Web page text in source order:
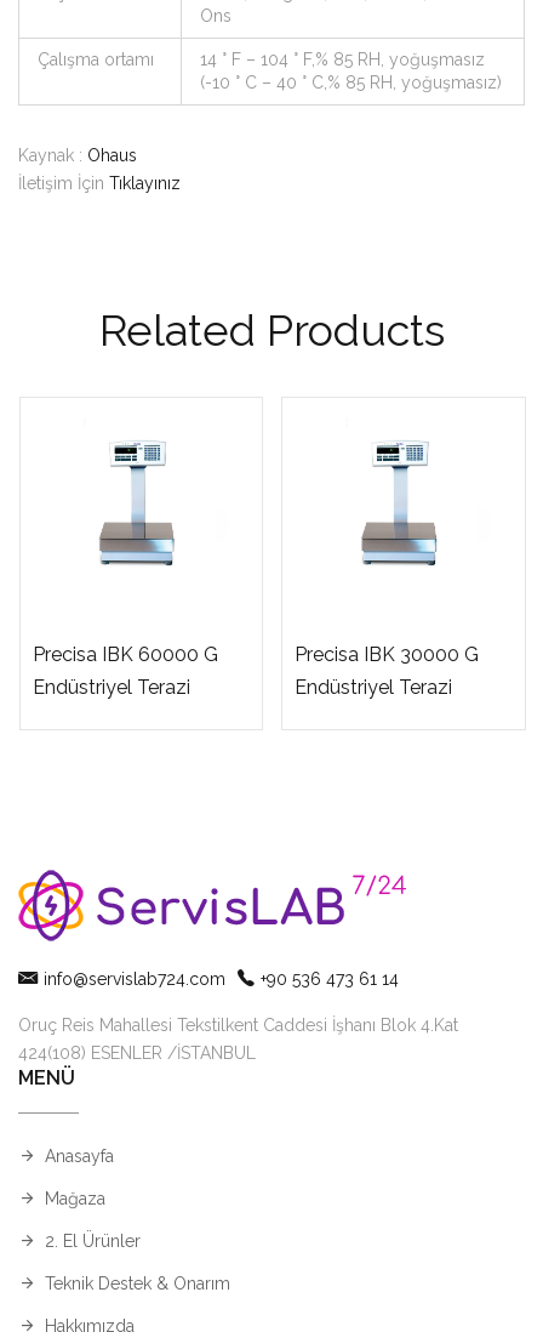
Ons
Çalışma ortamı
14 ° F – 104 ° F,% 85 RH, yoğuşmasız
(-10 ° C – 40 ° C,% 85 RH, yoğuşmasız)
Kaynak : Ohaus
İletişim İçin Tıklayınız
Related Products
Precisa IBK 60000 G
Endüstriyel Terazi
Precisa IBK 30000 G
Endüstriyel Terazi
info@servislab724.com +90 536 473 61 14
Oruç Reis Mahallesi Tekstilkent Caddesi İşhanı Blok 4.Kat
424(108) ESENLER /İSTANBUL
MENÜ
Anasayfa
Mağaza
2. El Ürünler
Teknik Destek & Onarım
Hakkımızda